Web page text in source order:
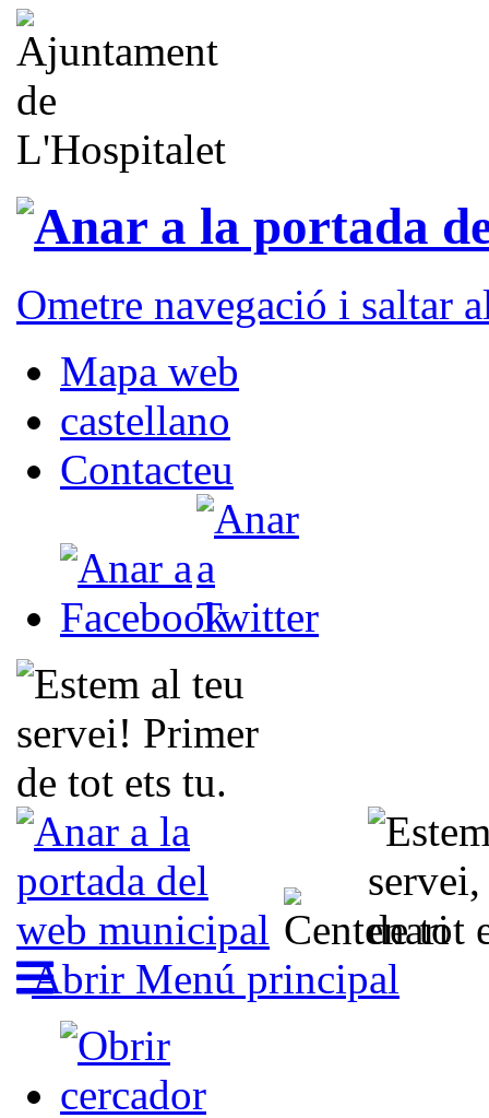
Ometre navegació i saltar
Mapa web
castellano
Contacteu
Abrir Menú principal